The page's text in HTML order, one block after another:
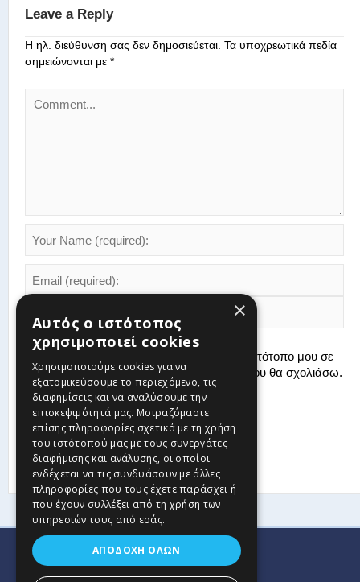
Leave a Reply
Η ηλ. διεύθυνση σας δεν δημοσιεύεται. Τα υποχρεωτικά πεδία
σημειώνονται με *
Αποθήκευσε το όνομά μου, email, και τον ιστότοπο μου σε
αυτόν τον πλοηγό για την επόμενη φορά που θα σχολιάσω.
×
Αυτός ο ιστότοπος
χρησιμοποιεί cookies
Χρησιμοποιούμε cookies για να
εξατομικεύσουμε το περιεχόμενο, τις
διαφημίσεις και να αναλύσουμε την
επισκεψιμότητά μας. Μοιραζόμαστε
επίσης πληροφορίες σχετικά με τη χρήση
του ιστότοπού μας με τους συνεργάτες
διαφήμισης και ανάλυσης, οι οποίοι
ενδέχεται να τις συνδυάσουν με άλλες
πληροφορίες που τους έχετε παράσχει ή
που έχουν συλλέξει από τη χρήση των
υπηρεσιών τους από εσάς.
ΑΠΟΔΟΧΉ ΌΛΩΝ